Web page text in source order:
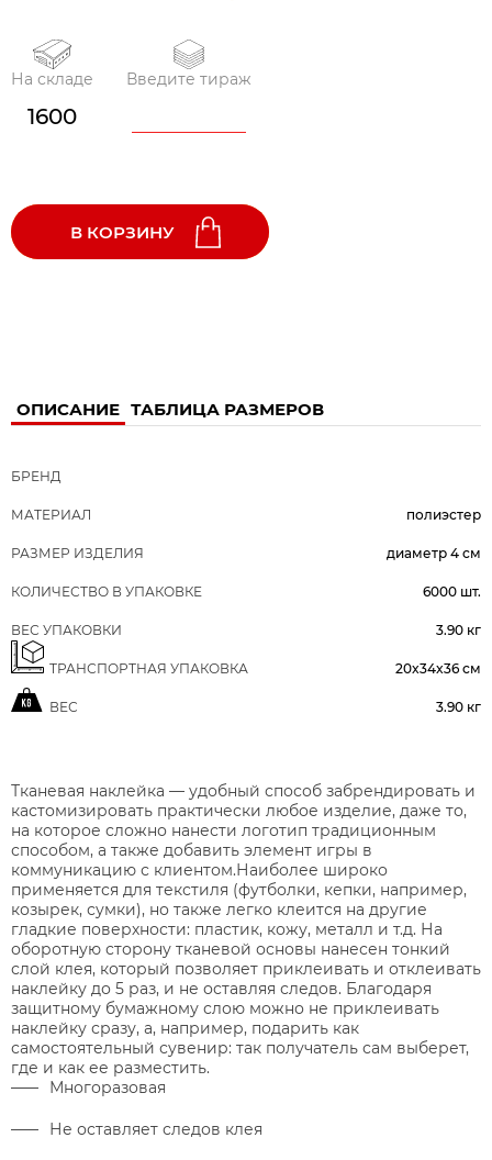
На складе
1600
Введите тираж
В КОРЗИНУ
ОПИСАНИЕ ТАБЛИЦА РАЗМЕРОВ
БРЕНД
МАТЕРИАЛ полиэстер
РАЗМЕР ИЗДЕЛИЯ диаметр 4 см
КОЛИЧЕСТВО В УПАКОВКЕ 6000 шт.
ВЕС УПАКОВКИ 3.90 кг
ТРАНСПОРТНАЯ УПАКОВКА 20x34x36 см
ВЕС 3.90 кг
Тканевая наклейка — удобный способ забрендировать и
кастомизировать практически любое изделие, даже то,
на которое сложно нанести логотип традиционным
способом, а также добавить элемент игры в
коммуникацию с клиентом.Наиболее широко
применяется для текстиля (футболки, кепки, например,
козырек, сумки), но также легко клеится на другие
гладкие поверхности: пластик, кожу, металл и т.д. На
оборотную сторону тканевой основы нанесен тонкий
слой клея, который позволяет приклеивать и отклеивать
наклейку до 5 раз, и не оставляя следов. Благодаря
защитному бумажному слою можно не приклеивать
наклейку сразу, а, например, подарить как
самостоятельный сувенир: так получатель сам выберет,
где и как ее разместить.
Многоразовая
Не оставляет следов клея